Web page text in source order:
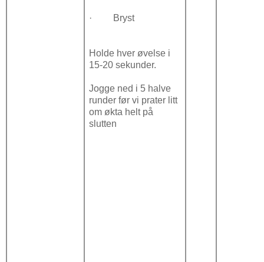
· Bryst
Holde hver øvelse i
15-20 sekunder.
Jogge ned i 5 halve
runder før vi prater litt
om økta helt på
slutten